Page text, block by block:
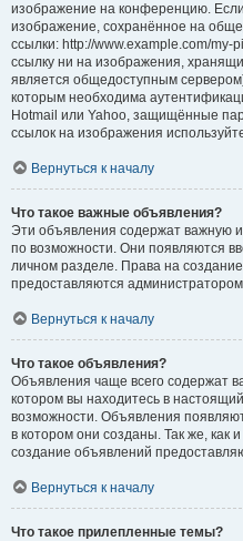
изображение на конференцию.
изображение, сохранённое на
ссылки: http://www.example.com/
ссылку ни на изображения,
является общедоступным
которым необходима
Hotmail или Yahoo, защищённые
ссылок на изображения
Вернуться к началу
Что такое важные объявления?
Эти объявления содержат важную
по возможности. Они появляются
личном разделе. Права на
предоставляются
Вернуться к началу
Что такое объявления?
Объявления чаще всего содержат
котором вы находитесь в
возможности. Объявления
в котором они созданы. Так же,
создание объявлений
Вернуться к началу
Что такое прилепленные темы?